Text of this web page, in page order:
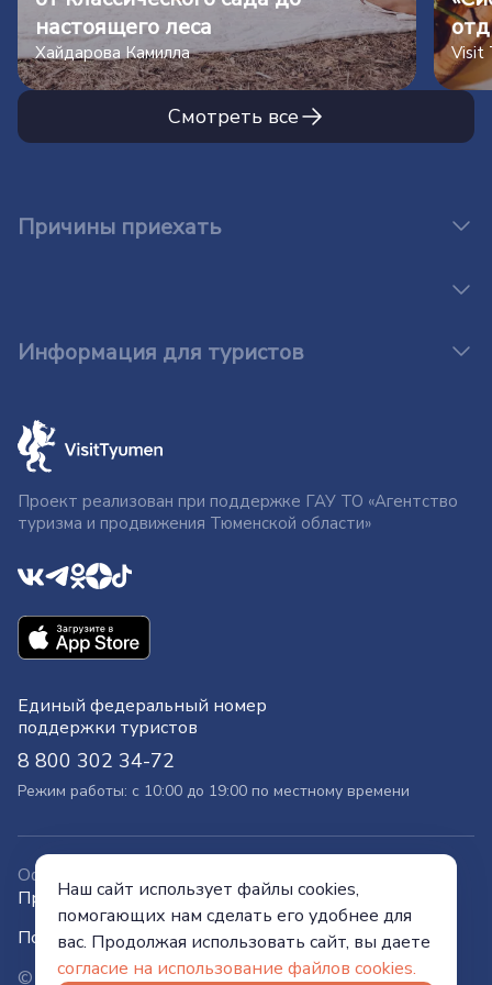
настоящего леса
Хайдарова Камилла Visit
Смотреть все
Причины приехать
Информация для туристов
Проект реализован при поддержке ГАУ ТО «Агентство
туризма и продвижения Тюменской области»
Единый федеральный номер
поддержки туристов
8 800 302 34-72
Режим работы: с 10:00 до 19:00 по местному времени
Официальный сайт
Правительства Тюменской области
Политика конфиденциальности
© Visit Tyumen, 2026
Наш сайт использует файлы cookies,
помогающих нам сделать его удобнее для
вас. Продолжая использовать сайт, вы даете
согласие на использование файлов cookies.